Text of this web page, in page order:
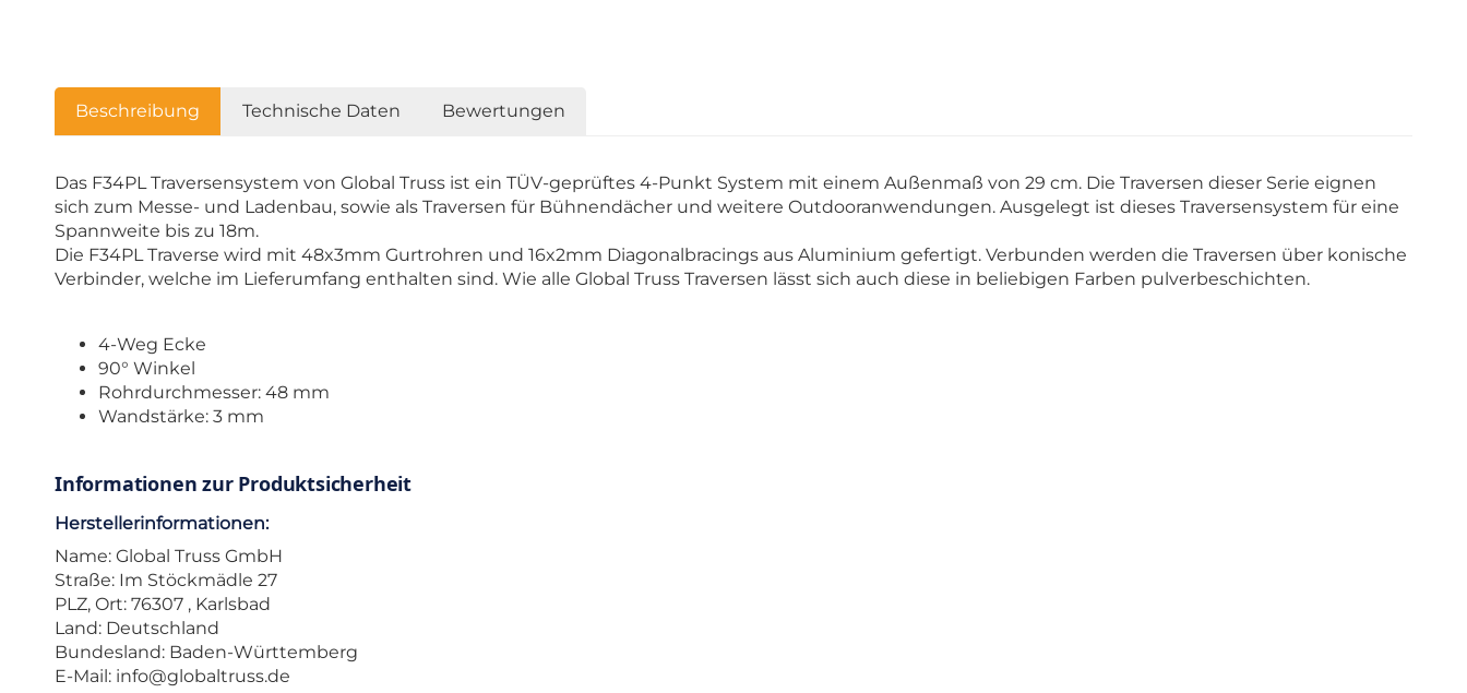
Beschreibung Technische Daten Bewertungen
Das F34PL Traversensystem von Global Truss ist ein TÜV-geprüftes 4-Punkt System mit einem Außenmaß von 29 cm. Die Traversen dieser Serie eignen
sich zum Messe- und Ladenbau, sowie als Traversen für Bühnendächer und weitere Outdooranwendungen. Ausgelegt ist dieses Traversensystem für eine
Spannweite bis zu 18m.
Die F34PL Traverse wird mit 48x3mm Gurtrohren und 16x2mm Diagonalbracings aus Aluminium gefertigt. Verbunden werden die Traversen über konische
Verbinder, welche im Lieferumfang enthalten sind. Wie alle Global Truss Traversen lässt sich auch diese in beliebigen Farben pulverbeschichten.
4-Weg Ecke
90° Winkel
Rohrdurchmesser: 48 mm
Wandstärke: 3 mm
Informationen zur Produktsicherheit
Herstellerinformationen:
Name: Global Truss GmbH
Straße: Im Stöckmädle 27
PLZ, Ort: 76307 , Karlsbad
Land: Deutschland
Bundesland: Baden-Württemberg
E-Mail: info@globaltruss.de